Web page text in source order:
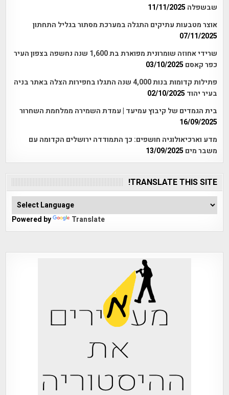
שבשפלה 11/11/2025
אוצר מטבעות עתיקים התגלה במערכת מסתור בגליל התחתון
07/11/2025
שרידי אחוזה שומרונית מפוארת בת 1,600 שנה נחשפה בצפון העיר
כפר קאסם 03/10/2025
פתילות קדומות בנות 4,000 שנה התגלו בחפירות הצלה באתר בניה
בעיר יהוד 02/10/2025
בית הגמדים של קיבוץ עמיעד | עמדת השמירה ממלחמת השחרור
16/09/2025
מדע וארכיאולוגיה חושפים: כך התמודדה ירושלים הקדומה עם
משבר מים 13/09/2025
TRANSLATE THIS SITE!
Powered by Translate